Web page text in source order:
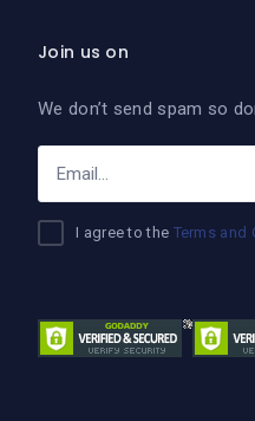
Join us on
We don’t send spam so
I agree to the Terms and